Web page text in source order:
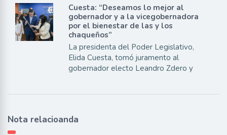
Cuesta: “Deseamos lo mejor al
gobernador y a la vicegobernadora
por el bienestar de las y los
chaqueños”
La presidenta del Poder Legislativo,
Elida Cuesta, tomó juramento al
gobernador electo Leandro Zdero y
Nota relacioanda